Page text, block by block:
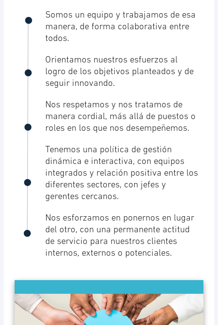
Somos un equipo y trabajamos de esa
manera, de forma colaborativa entre
todos.
Orientamos nuestros esfuerzos al
logro de los objetivos planteados y de
seguir innovando.
Nos respetamos y nos tratamos de
manera cordial, más allá de puestos o
roles en los que nos desempeñemos.
Tenemos una política de gestión
dinámica e interactiva, con equipos
integrados y relación positiva entre los
diferentes sectores, con jefes y
gerentes cercanos.
Nos esforzamos en ponernos en lugar
del otro, con una permanente actitud
de servicio para nuestros clientes
internos, externos o potenciales.